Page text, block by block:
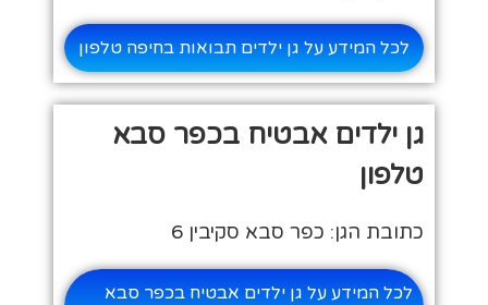
לכל המידע על גן ילדים תבואות בחיפה טלפון
גן ילדים אבטיח בכפר סבא
טלפון
כתובת הגן: כפר סבא סקיבין 6
לכל המידע על גן ילדים אבטיח בכפר סבא